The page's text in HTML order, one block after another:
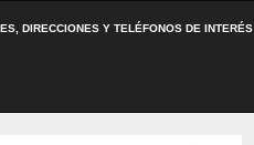
DIRECCIONES Y TELÉFONOS DE INTERÉS